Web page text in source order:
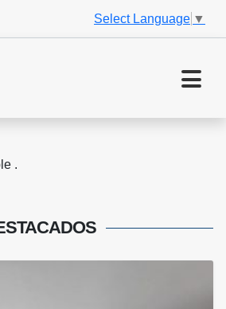
Select Language ▼
.